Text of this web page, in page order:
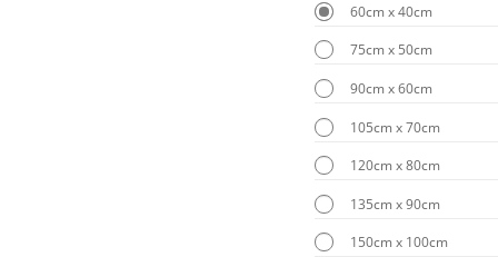
60cm x 40cm
75cm x 50cm
90cm x 60cm
105cm x 70cm
120cm x 80cm
135cm x 90cm
150cm x 100cm